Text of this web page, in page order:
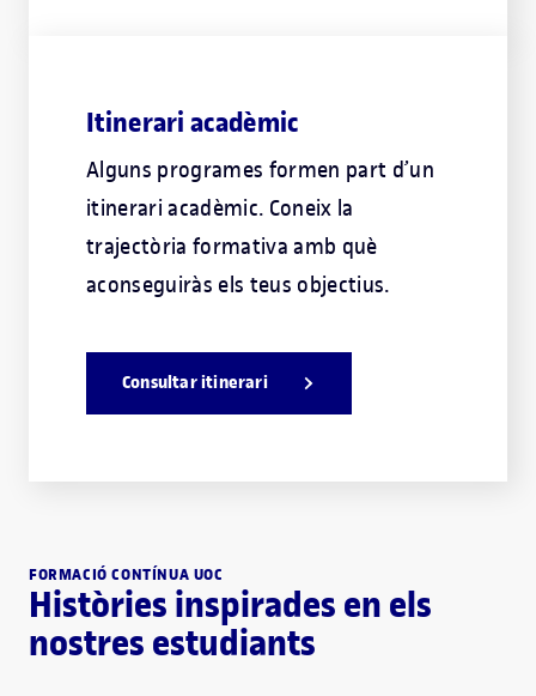
Itinerari acadèmic
Alguns programes formen part d’un
itinerari acadèmic. Coneix la
trajectòria formativa amb què
aconseguiràs els teus objectius.
Consultar itinerari
FORMACIÓ CONTÍNUA UOC
Històries inspirades en els
nostres estudiants